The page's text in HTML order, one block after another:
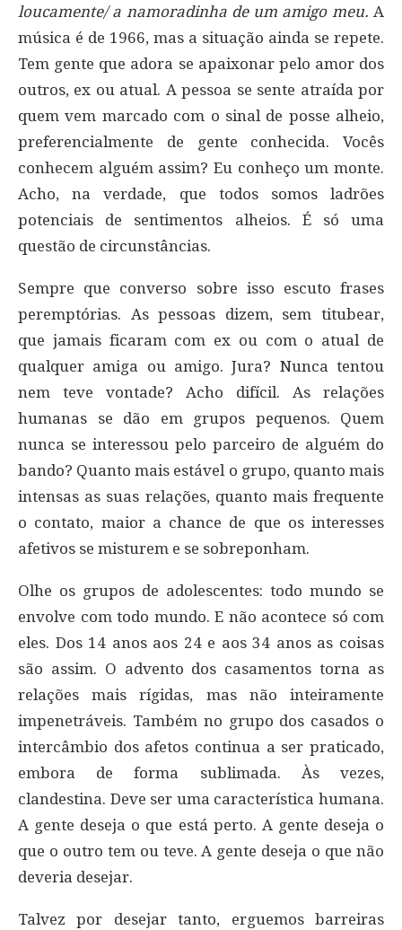
loucamente/ a namoradinha de um amigo meu. A
música é de 1966, mas a situação ainda se repete.
Tem gente que adora se apaixonar pelo amor dos
outros, ex ou atual. A pessoa se sente atraída por
quem vem marcado com o sinal de posse alheio,
preferencialmente de gente conhecida. Vocês
conhecem alguém assim? Eu conheço um monte.
Acho, na verdade, que todos somos ladrões
potenciais de sentimentos alheios. É só uma
questão de circunstâncias.
Sempre que converso sobre isso escuto frases
peremptórias. As pessoas dizem, sem titubear,
que jamais ficaram com ex ou com o atual de
qualquer amiga ou amigo. Jura? Nunca tentou
nem teve vontade? Acho difícil. As relações
humanas se dão em grupos pequenos. Quem
nunca se interessou pelo parceiro de alguém do
bando? Quanto mais estável o grupo, quanto mais
intensas as suas relações, quanto mais frequente
o contato, maior a chance de que os interesses
afetivos se misturem e se sobreponham.
Olhe os grupos de adolescentes: todo mundo se
envolve com todo mundo. E não acontece só com
eles. Dos 14 anos aos 24 e aos 34 anos as coisas
são assim. O advento dos casamentos torna as
relações mais rígidas, mas não inteiramente
impenetráveis. Também no grupo dos casados o
intercâmbio dos afetos continua a ser praticado,
embora de forma sublimada. Às vezes,
clandestina. Deve ser uma característica humana.
A gente deseja o que está perto. A gente deseja o
que o outro tem ou teve. A gente deseja o que não
deveria desejar.
Talvez por desejar tanto, erguemos barreiras